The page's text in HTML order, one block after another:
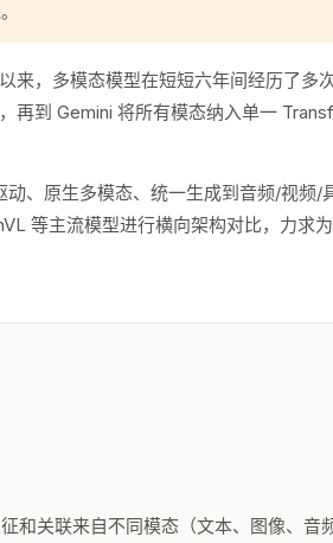
，多模态模型在短短六年间经历了多次
，再到 Gemini 将所有模态纳入单一
、原生多模态、统一生成到音频/视频/
等主流模型进行横向架构对比，力求
关联来自不同模态（文本、图像、音